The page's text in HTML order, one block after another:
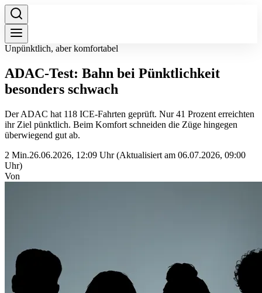
Unpünktlich, aber komfortabel
ADAC-Test: Bahn bei Pünktlichkeit
besonders schwach
Der ADAC hat 118 ICE-Fahrten geprüft. Nur 41 Prozent erreichten
ihr Ziel pünktlich. Beim Komfort schneiden die Züge hingegen
überwiegend gut ab.
2 Min.26.06.2026, 12:09 Uhr(Aktualisiert am 06.07.2026, 09:00
Uhr)
Von